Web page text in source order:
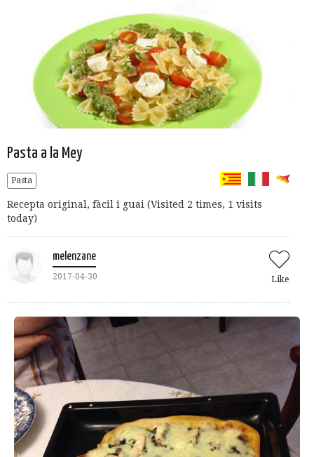
Pasta a la Mey
Pasta
Recepta original, fàcil i guai (Visited 2 times, 1 visits
today)
melenzane
2017-04-30 Like